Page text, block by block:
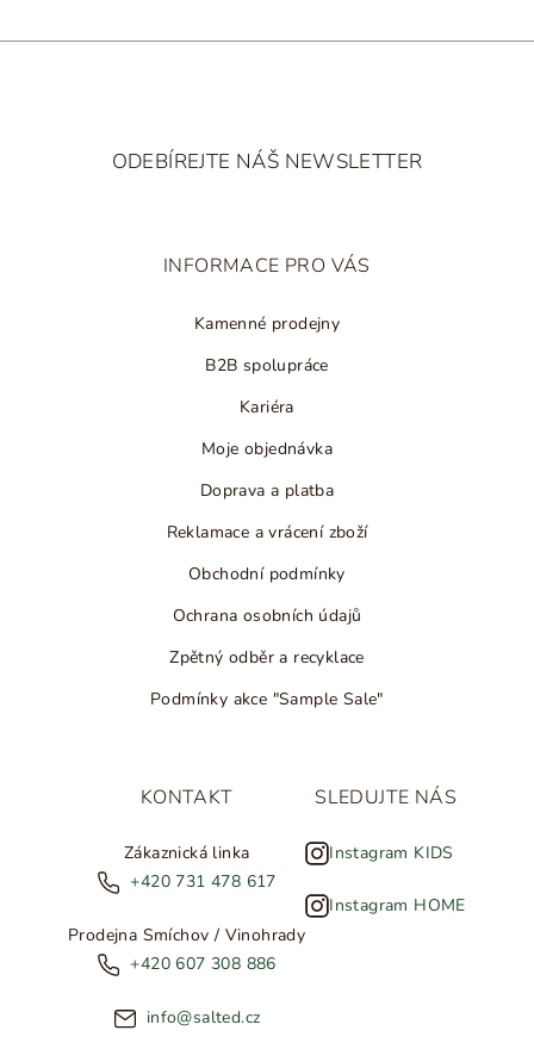
ODEBÍREJTE NÁŠ NEWSLETTER
INFORMACE PRO VÁS
Kamenné prodejny
B2B spolupráce
Kariéra
Moje objednávka
Doprava a platba
Reklamace a vrácení zboží
Obchodní podmínky
Ochrana osobních údajů
Zpětný odběr a recyklace
Podmínky akce "Sample Sale"
KONTAKT
Zákaznická linka
+420 731 478 617
Prodejna Smíchov / Vinohrady
+420 607 308 886
info@salted.cz
SLEDUJTE NÁS
Instagram KIDS
Instagram HOME